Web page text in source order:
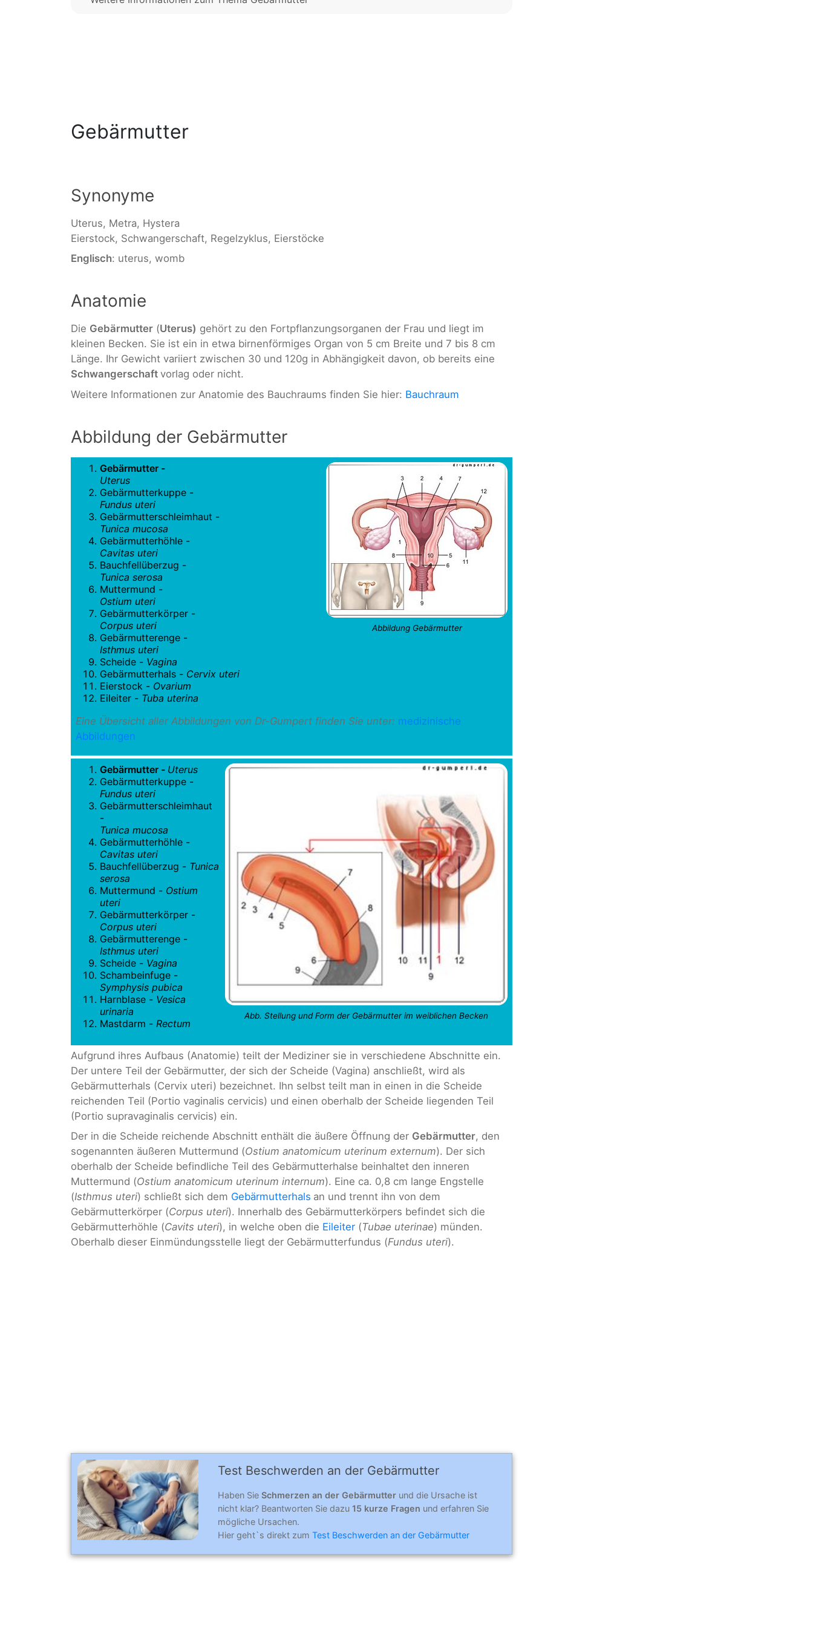
Gebärmutter
Synonyme
Uterus, Metra, Hystera
Eierstock, Schwangerschaft, Regelzyklus, Eierstöcke
Englisch: uterus, womb
Anatomie
Die Gebärmutter (Uterus) gehört zu den Fortpflanzungsorganen der Frau und liegt im
kleinen Becken. Sie ist ein in etwa birnenförmiges Organ von 5 cm Breite und 7 bis 8 cm
Länge. Ihr Gewicht variiert zwischen 30 und 120g in Abhängigkeit davon, ob bereits eine
Schwangerschaft vorlag oder nicht.
Weitere Informationen zur Anatomie des Bauchraums finden Sie hier: Bauchraum
Abbildung der Gebärmutter
Abbildung Gebärmutter
Gebärmutter -
Uterus
Gebärmutterkuppe -
Fundus uteri
Gebärmutterschleimhaut -
Tunica mucosa
Gebärmutterhöhle -
Cavitas uteri
Bauchfellüberzug -
Tunica serosa
Muttermund -
Ostium uteri
Gebärmutterkörper -
Corpus uteri
Gebärmutterenge -
Isthmus uteri
Scheide - Vagina
Gebärmutterhals - Cervix uteri
Eierstock - Ovarium
Eileiter - Tuba uterina
Eine Übersicht aller Abbildungen von Dr-Gumpert finden Sie unter: medizinische
Abbildungen
Abb. Stellung und Form der Gebärmutter im weiblichen Becken
Gebärmutter - Uterus
Gebärmutterkuppe -
Fundus uteri
Gebärmutterschleimhaut
-
Tunica mucosa
Gebärmutterhöhle -
Cavitas uteri
Bauchfellüberzug - Tunica
serosa
Muttermund - Ostium
uteri
Gebärmutterkörper -
Corpus uteri
Gebärmutterenge -
Isthmus uteri
Scheide - Vagina
Schambeinfuge -
Symphysis pubica
Harnblase - Vesica
urinaria
Mastdarm - Rectum
Aufgrund ihres Aufbaus (Anatomie) teilt der Mediziner sie in verschiedene Abschnitte ein.
Der untere Teil der Gebärmutter, der sich der Scheide (Vagina) anschließt, wird als
Gebärmutterhals (Cervix uteri) bezeichnet. Ihn selbst teilt man in einen in die Scheide
reichenden Teil (Portio vaginalis cervicis) und einen oberhalb der Scheide liegenden Teil
(Portio supravaginalis cervicis) ein.
Der in die Scheide reichende Abschnitt enthält die äußere Öffnung der Gebärmutter, den
sogenannten äußeren Muttermund (Ostium anatomicum uterinum externum). Der sich
oberhalb der Scheide befindliche Teil des Gebärmutterhalse beinhaltet den inneren
Muttermund (Ostium anatomicum uterinum internum). Eine ca. 0,8 cm lange Engstelle
(Isthmus uteri) schließt sich dem Gebärmutterhals an und trennt ihn von dem
Gebärmutterkörper (Corpus uteri). Innerhalb des Gebärmutterkörpers befindet sich die
Gebärmutterhöhle (Cavits uteri), in welche oben die Eileiter (Tubae uterinae) münden.
Oberhalb dieser Einmündungsstelle liegt der Gebärmutterfundus (Fundus uteri).
Test Beschwerden an der Gebärmutter
Haben Sie Schmerzen an der Gebärmutter und die Ursache ist
nicht klar? Beantworten Sie dazu 15 kurze Fragen und erfahren Sie
mögliche Ursachen.
Hier geht`s direkt zum Test Beschwerden an der Gebärmutter